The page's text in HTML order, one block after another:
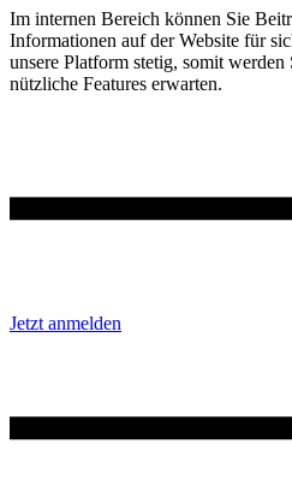
Im internen Bereich können Sie
Informationen auf der Website für
unsere Platform stetig, somit
nützliche Features erwarten.
Jetzt anmelden